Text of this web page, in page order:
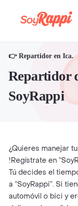
👉 Repartidor en Ica.
Repartidor
SoyRappi
¿Quieres manejar
!Regístrate en
Tú decides el
a “SoyRappi”. Si
automóvil o bici y